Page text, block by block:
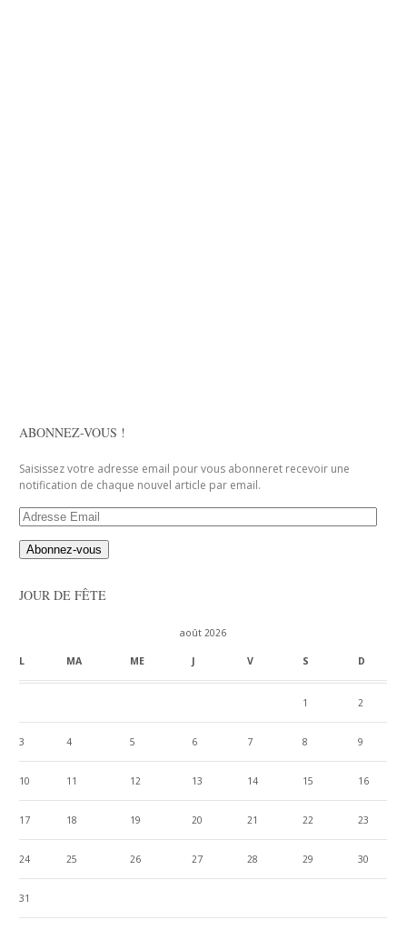
ABONNEZ-VOUS !
Saisissez votre adresse email pour vous abonneret recevoir une
notification de chaque nouvel article par email.
Adresse
Email
JOUR DE FÊTE
août 2026
L MA ME J V S D
1 2
3 4 5 6 7 8 9
10 11 12 13 14 15 16
17 18 19 20 21 22 23
24 25 26 27 28 29 30
31